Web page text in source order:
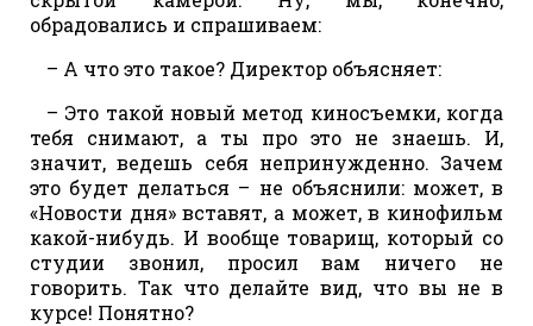
обрадовались и спрашиваем:
– А что это такое? Директор объясняет:
– Это такой новый метод киносъемки, когда
тебя снимают, а ты про это не знаешь. И,
значит, ведешь себя непринужденно. Зачем
это будет делаться – не объяснили: может, в
«Новости дня» вставят, а может, в кинофильм
какой-нибудь. И вообще товарищ, который со
студии звонил, просил вам ничего не
говорить. Так что делайте вид, что вы не в
курсе! Понятно?